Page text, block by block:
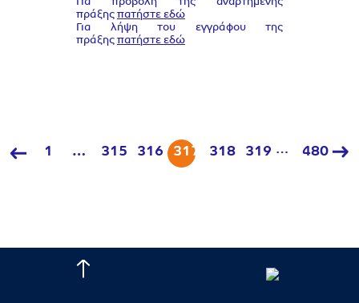
πράξης πατήστε εδώ
Για λήψη του εγγράφου της
πράξης πατήστε εδώ
1 … 315 316 317 318 319 … 480